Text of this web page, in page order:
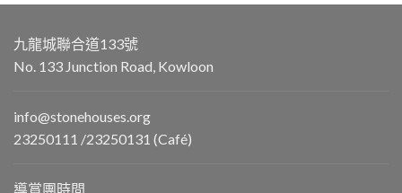
$100
九龍城聯合道133號
No. 133 Junction Road, Kowloon
info@stonehouses.org
23250111 /23250131 (Café)
導賞團時間